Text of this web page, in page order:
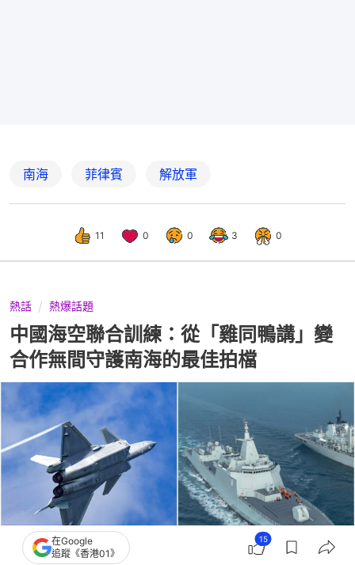
南海 菲律賓 解放軍
11 0 0 3 0
熱話 熱爆話題
中國海空聯合訓練：從「雞同鴨講」變
合作無間守護南海的最佳拍檔
在Google
追蹤《香港01》
15